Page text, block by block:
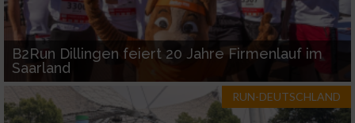
B2Run Dillingen feiert 20 Jahre Firmenlauf im
Saarland
RUN-DEUTSCHLAND